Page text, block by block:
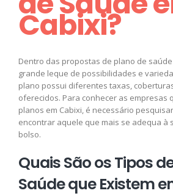
Cabixi?
Dentro das propostas de plano de saúde
grande leque de possibilidades e
plano possui diferentes taxas,
oferecidos. Para conhecer as empresas
planos em Cabixi, é necessário
encontrar aquele que mais se adequa à
bolso.
Quais São os Tipos
Saúde que Existem